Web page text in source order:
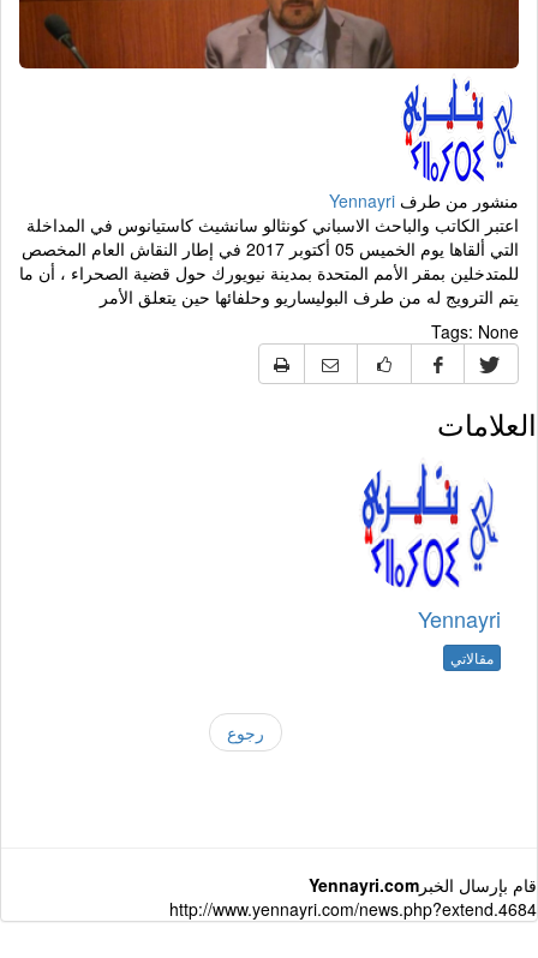
منشور من طرف Yennayri
اعتبر الكاتب والباحث الاسباني كونثالو سانشيث كاستيانوس في المداخلة
التي ألقاها يوم الخميس 05 أكتوبر 2017 في إطار النقاش العام المخصص
للمتدخلين بمقر الأمم المتحدة بمدينة نيويورك حول قضية الصحراء ، أن ما
يتم الترويج له من طرف البوليساريو وحلفائها حين يتعلق الأمر
Tags: None
العلامات
Yennayri
مقالاتي
رجوع
قام بإرسال الخبر Yennayri.com
http://www.yennayri.com/news.php?extend.4684